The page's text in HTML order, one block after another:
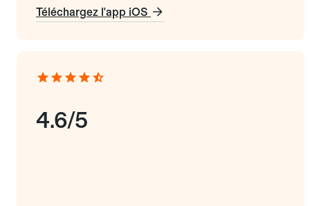
Téléchargez l'app iOS
4.6/5